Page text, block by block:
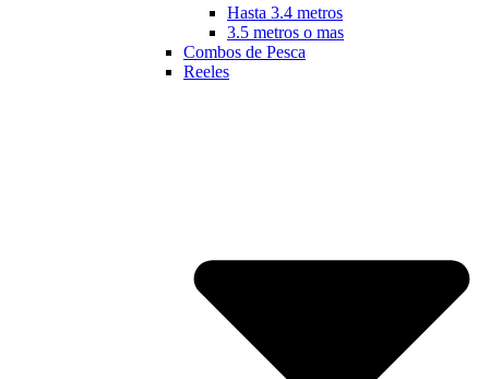
Hasta 3.4 metros
3.5 metros o mas
Combos de Pesca
Reeles